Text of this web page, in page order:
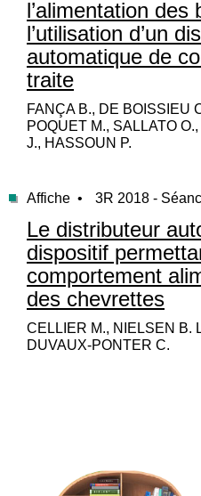
l’alimentation
l’utilisation d’un
automatique de
traite
FANÇA B., DE BOISSIEU
POQUET M., SALLATO
J., HASSOUN P.
Affiche • 3R 2018 -
Le distributeur
dispositif
comportement
des chevrettes
CELLIER M., NIELSEN B.
DUVAUX-PONTER C.